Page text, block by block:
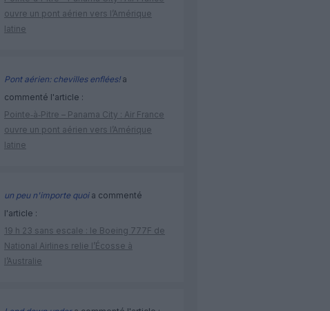
ouvre un pont aérien vers l’Amérique
latine
Pont aérien: chevilles enflées!a
commenté l'article :
Pointe‑à‑Pitre – Panama City : Air France
ouvre un pont aérien vers l’Amérique
latine
un peu n'importe quoia commenté
l'article :
19 h 23 sans escale : le Boeing 777F de
National Airlines relie l’Écosse à
l’Australie